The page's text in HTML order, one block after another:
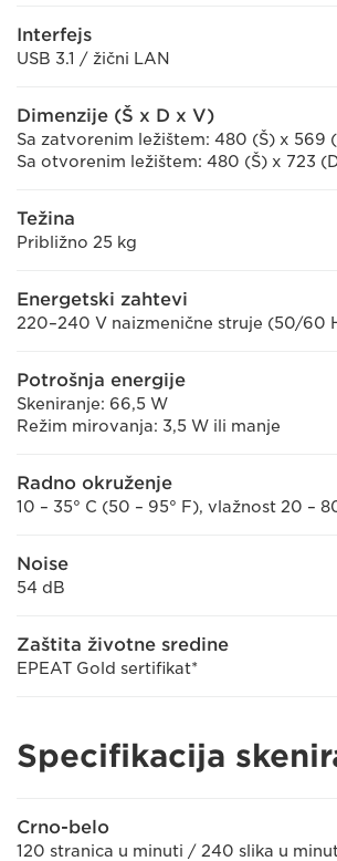
Interfejs
USB 3.1 / žični LAN
Dimenzije (Š x D x V)
Sa zatvorenim ležištem: 480 (Š) x 569
Sa otvorenim ležištem: 480 (Š) x 723
Težina
Približno 25 kg
Energetski zahtevi
220–240 V naizmenične struje (50/60
Potrošnja energije
Skeniranje: 66,5 W
Režim mirovanja: 3,5 W ili manje
Radno okruženje
10 – 35° C (50 – 95° F), vlažnost 20 –
Noise
54 dB
Zaštita životne sredine
EPEAT Gold sertifikat*
Specifikacija
Crno-belo
120 stranica u minuti / 240 slika u